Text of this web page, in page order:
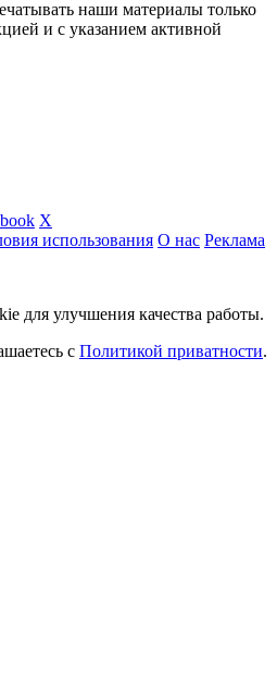
наши материалы только
и с указанием активной
X
использования О нас Реклама
для улучшения качества работы.
с Политикой приватности.